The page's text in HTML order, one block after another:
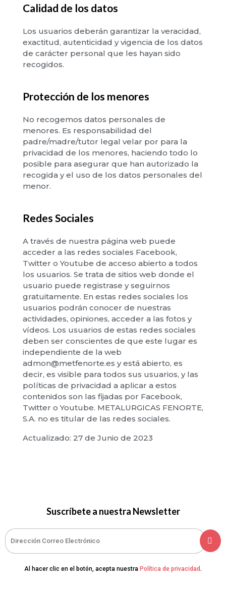
Calidad de los datos
Los usuarios deberán garantizar la veracidad,
exactitud, autenticidad y vigencia de los datos
de carácter personal que les hayan sido
recogidos.
Protección de los menores
No recogemos datos personales de
menores. Es responsabilidad del
padre/madre/tutor legal velar por para la
privacidad de los menores, haciendo todo lo
posible para asegurar que han autorizado la
recogida y el uso de los datos personales del
menor.
Redes Sociales
A través de nuestra página web puede
acceder a las redes sociales Facebook,
Twitter o Youtube de acceso abierto a todos
los usuarios. Se trata de sitios web donde el
usuario puede registrase y seguirnos
gratuitamente. En estas redes sociales los
usuarios podrán conocer de nuestras
actividades, opiniones, acceder a las fotos y
vídeos. Los usuarios de estas redes sociales
deben ser conscientes de que este lugar es
independiente de la web
admon@metfenorte.es y está abierto, es
decir, es visible para todos sus usuarios, y las
políticas de privacidad a aplicar a estos
contenidos son las fijadas por Facebook,
Twitter o Youtube. METALURGICAS FENORTE,
S.A. no es titular de las redes sociales.
Actualizado: 27 de Junio de 2023
Suscríbete a nuestra Newsletter
Al hacer clic en el botón, acepta nuestra Política de privacidad.